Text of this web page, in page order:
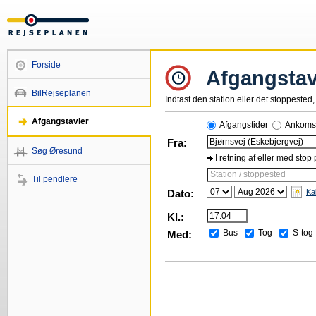
Forside
BilRejseplanen
Afgangstavler
Søg Øresund
Til pendlere
Indtast den station eller det
Afgangstider
Fra:
I retning af eller med stop
Station / stoppested
Dato:
Kl.:
Med:
Bus Tog S-tog